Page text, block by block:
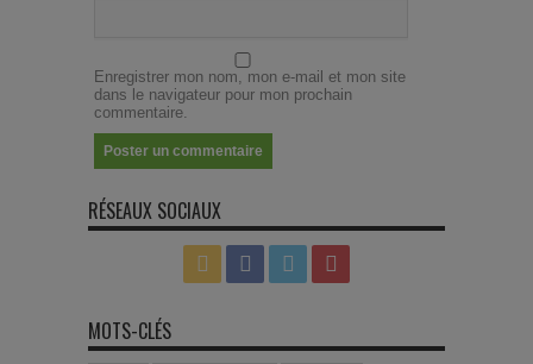
Enregistrer mon nom, mon e-mail et mon site
dans le navigateur pour mon prochain
commentaire.
RÉSEAUX SOCIAUX
MOTS-CLÉS